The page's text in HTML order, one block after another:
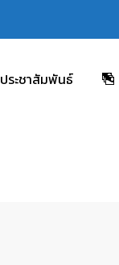
ประชาสัมพันธ์